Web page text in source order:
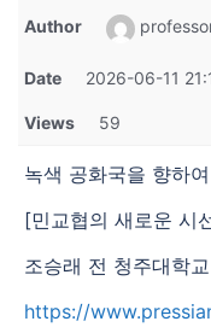
Author
Date 2026-06-11
Views 59
녹색 공화국을 향하여
[민교협의 새로운 시
조승래 전 청주대학
https://